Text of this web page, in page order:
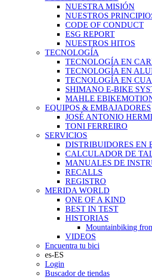
NUESTRA MISIÓN
NUESTROS
CODE OF CONDUCT
ESG REPORT
NUESTROS HITOS
TECNOLOGÍA
TECNOLOGÍA EN
TECNOLOGÍA EN
TECNOLOGÍA EN
SHIMANO E-BIKE
MAHLE
EQUIPOS & EMBAJADORES
JOSÉ ANTONIO
TONI FERREIRO
SERVICIOS
DISTRIBUIDORES EN
CALCULADOR DE
MANUALES DE
RECALLS
REGISTRO
MERIDA WORLD
ONE OF A KIND
BEST IN TEST
HISTORIAS
Mountainbiking
VIDEOS
Encuentra tu bici
es-ES
Login
Buscador de tiendas